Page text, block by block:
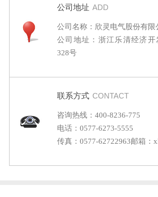
公司地址 ADD
公司名称：欣灵电气股份有限
公司地址：浙江乐清经济开
328号
联系方式 CONTACT
咨询热线：400-8236-775
电话：0577-6273-5555
传真：0577-62722963邮箱：